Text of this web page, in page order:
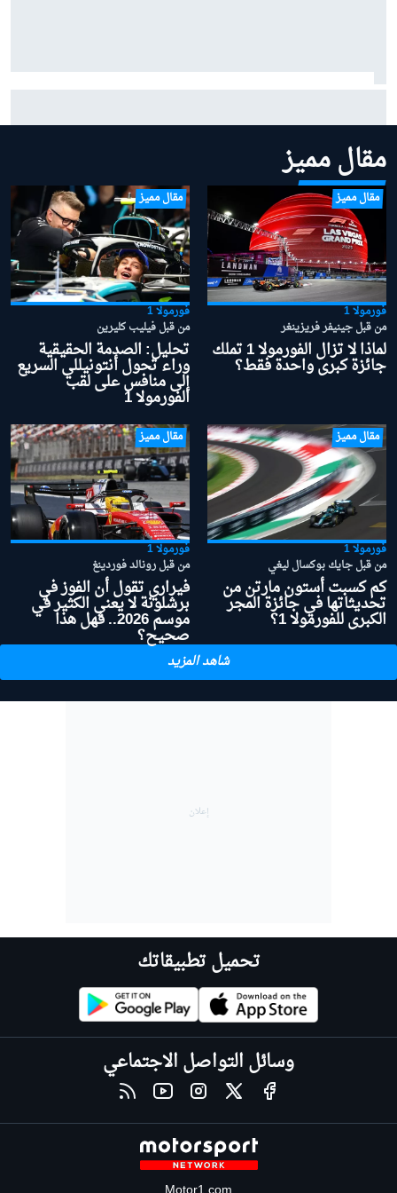
بينوتو يردّ على شائعات ساينز وبياسـتري: "نحن سعداء
مقال مميز
مقال مميز
فورمولا 1
من قبل جينيفر فريزينغر
لماذا لا تزال الفورمولا 1 تملك
جائزة كبرى واحدة فقط؟
مقال مميز
فورمولا 1
من قبل فيليب كليرين
تحليل: الصدمة الحقيقية
وراء تحول أنتونيللي السريع
إلى منافس على لقب
الفورمولا 1
مقال مميز
فورمولا 1
من قبل جايك بوكسال ليغي
كم كسبت أستون مارتن من
تحديثاتها في جائزة المجر
الكبرى للفورمولا 1؟
مقال مميز
فورمولا 1
من قبل رونالد فوردينغ
فيراري تقول أن الفوز في
برشلونة لا يعني الكثير في
موسم 2026.. فهل هذا
صحيح؟
شاهد المزيد
تحميل تطبيقاتك
وسائل التواصل الاجتماعي